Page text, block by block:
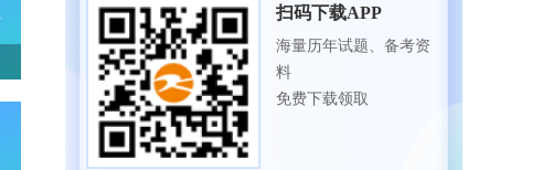
扫码下载APP
海量历年试题、备考资
料
免费下载领取